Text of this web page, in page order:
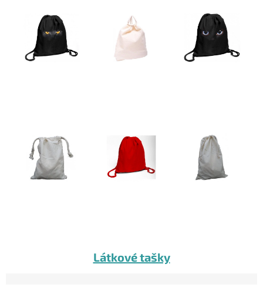
Látkové tašky